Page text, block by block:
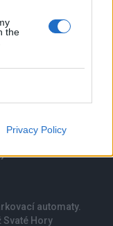
the
Privacy Policy
legendu
automaty.
Svaté Hory